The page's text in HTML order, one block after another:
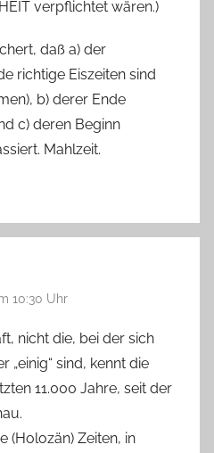
verpflichtet wären.)
daß a) der
richtige Eiszeiten sind
b) derer Ende
c) deren Beginn
Mahlzeit.
10:30 Uhr
nicht die, bei der sich
„einig“ sind, kennt die
11.000 Jahre, seit der
(Holozän) Zeiten, in